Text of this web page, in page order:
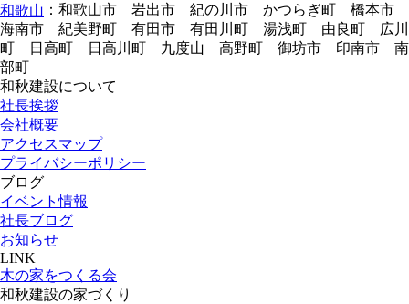
和歌山 ：和歌山市 岩出市 紀の川市 かつらぎ町 橋本市
海南市 紀美野町 有田市 有田川町 湯浅町 由良町 広川
町 日高町 日高川町 九度山 高野町 御坊市 印南市 南
部町
和秋建設について
社長挨拶
会社概要
アクセスマップ
プライバシーポリシー
ブログ
イベント情報
社長ブログ
お知らせ
LINK
木の家をつくる会
和秋建設の家づくり